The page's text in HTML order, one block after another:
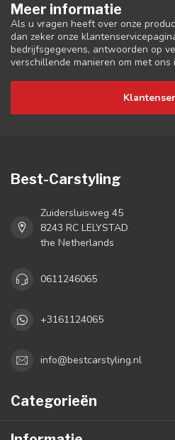
Meer informatie
Als u vragen heeft over onze
dan zeker onze
bedrijfsgegevens, antwoorden op
verschillende manieren om met
Best-Carstyling
Zuidersluisweg 45
8243 RC LELYSTAD
the Netherlands
0611246065
+3161124065
info@bestcarstyling.nl
Categorieën